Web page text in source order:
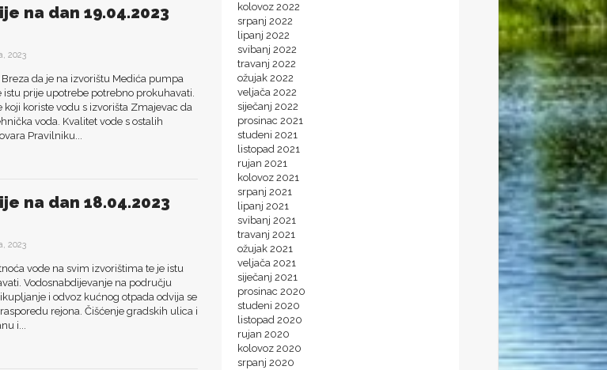
na dan 19.04.2023
2023
da je na izvorištu Medića pumpa
istu prije upotrebe potrebno prokuhavati.
koriste vodu s izvorišta Zmajevac da
voda. Kvalitet vode s ostalih
Pravilniku...
na dan 18.04.2023
2023
vode na svim izvorištima te je istu
Vodosnabdijevanje na području
i odvoz kućnog otpada odvija se
rejona. Čišćenje gradskih ulica i
i...
kolovoz 2022
srpanj 2022
lipanj 2022
svibanj 2022
travanj 2022
ožujak 2022
veljača 2022
siječanj 2022
prosinac 2021
studeni 2021
listopad 2021
rujan 2021
kolovoz 2021
srpanj 2021
lipanj 2021
svibanj 2021
travanj 2021
ožujak 2021
veljača 2021
siječanj 2021
prosinac 2020
studeni 2020
listopad 2020
rujan 2020
kolovoz 2020
srpanj 2020